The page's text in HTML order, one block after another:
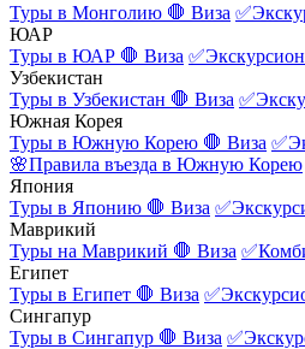
Туры в Монголию 🛑 Виза
ЮАР
Туры в ЮАР 🛑 Виза
Узбекистан
Туры в Узбекистан 🛑 Виза
Южная Корея
Туры в Южную Корею 🛑 Виза
🌸Правила въезда в Южную Корею
Япония
Туры в Японию 🛑 Виза
Маврикий
Туры на Маврикий 🛑 Виза
Египет
Туры в Египет 🛑 Виза
Сингапур
Туры в Сингапур 🛑 Виза